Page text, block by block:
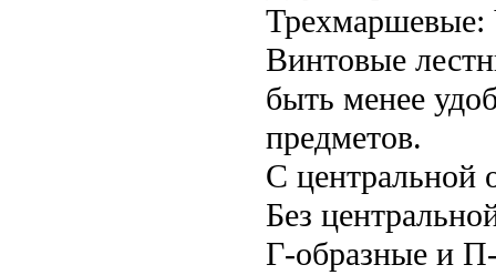
Трехмаршевые:
Винтовые
быть менее
предметов.
С центральной
Без
Г-образные и